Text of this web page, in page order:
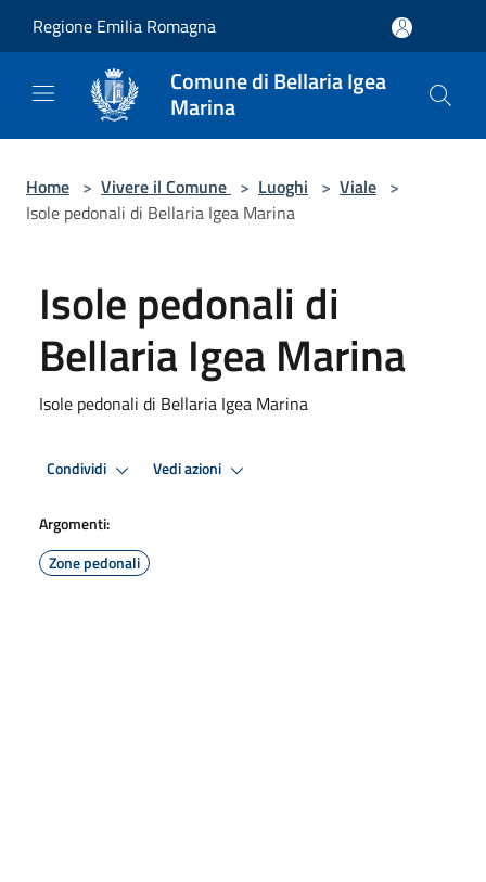
Regione Emilia Romagna
Comune di Bellaria Igea
Marina
Home > Vivere il Comune > Luoghi > Viale >
Isole pedonali di Bellaria Igea Marina
Isole pedonali di
Bellaria Igea Marina
Isole pedonali di Bellaria Igea Marina
Condividi Vedi azioni
Argomenti:
Zone pedonali